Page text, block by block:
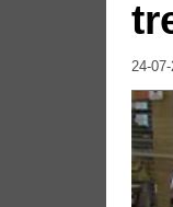
24-